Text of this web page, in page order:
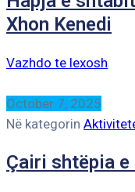
Xhon Kenedi
Vazhdo te lexosh
October 7, 2025
Në kategorin
Çairi shtëpia